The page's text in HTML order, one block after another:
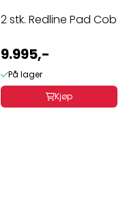
2 stk. Redline Pad Cob
9.995,-
På lager
Kjøp